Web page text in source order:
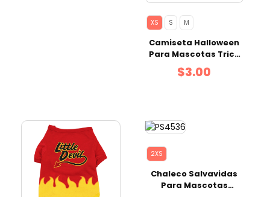
XS S M
Camiseta Halloween
Para Mascotas Trick
For Treats XS
$3.00
2XS
Chaleco Salvavidas
Para Mascotas